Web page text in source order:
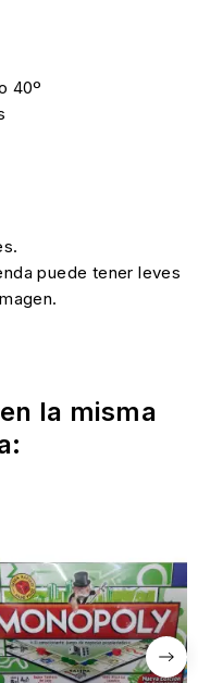
40º
puede tener leves
la misma